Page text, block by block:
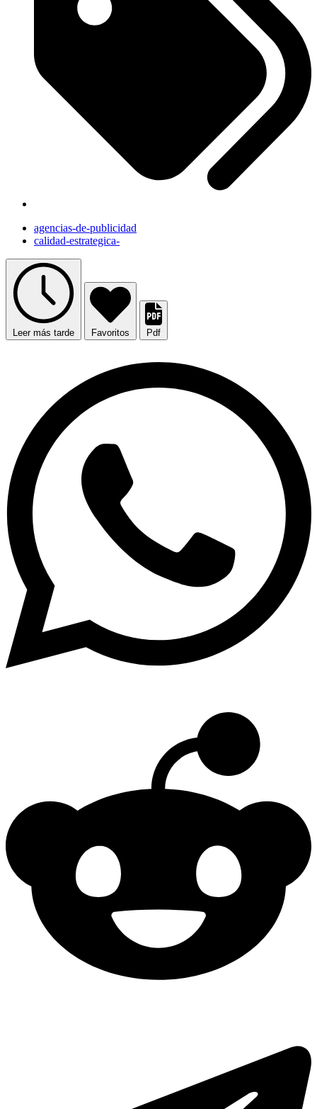
agencias-de-publicidad
calidad-estrategica-
Leer más tarde Favoritos Pdf